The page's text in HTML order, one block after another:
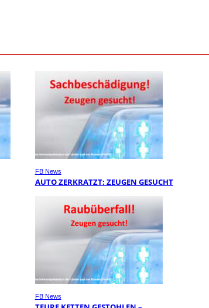
FB News
AUTO ZERKRATZT: ZEUGEN GESUCHT
FB News